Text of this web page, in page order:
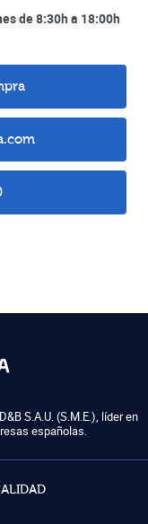
de 8:30h a 18:00h
S.A.U. (S.M.E.), líder en
españolas.